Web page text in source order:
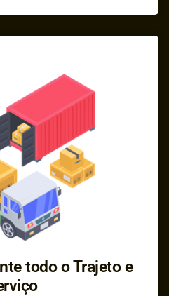
todo o Trajeto e